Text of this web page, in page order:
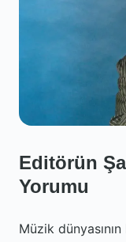
Editörün
Yorumu
Müzik